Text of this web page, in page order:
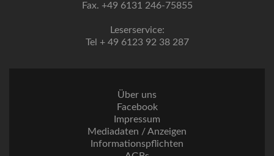
Fax. +49 6131 246-75855
Leserservice:
Tel + 49 6123 92 38 287
Über uns
Facebook
Impressum
Mediadaten / Anzeigen
Informationspflichten